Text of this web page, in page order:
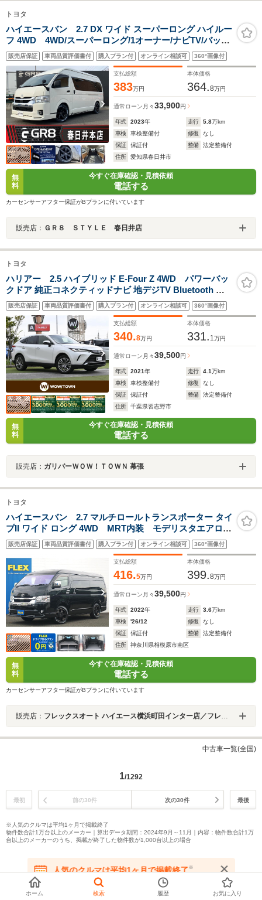
トヨタ
ハイエースバン 2.7 DX ワイド スーパーロング ハイルー
フ 4WD 4WD/スーパーロング/1オーナー/ナビTV/バック
カメラ/ETC/ドライブレコーダー/モデリスタフロントスポ
イラー/17inアルミホイール/LEDフォグライト/ローダウ
ン/カヤバショックアブソーバー
販売店保証 車両品質評価書付 購入プラン付 オンライン相談可 360°画像付
支払総額
383万円
本体価格
364.8万円
通常ローン 月々33,900円
年式 2023年 走行 5.8万km
車検
車検整備付 修復
なし
保証
保証付 整備
法定整備付
住所
愛知県春日井市
無
料
今すぐ在庫確認・見積依頼
電話する
カーセンサーアフター保証がBプランに付いています
販売店： ＧＲ８ ＳＴＹＬＥ 春日井店
トヨタ
ハリアー 2.5 ハイブリッド E-Four Z 4WD パワーバッ
クドア 純正コネクティッドナビ 地デジTV Bluetooth パ
ノラミックビューモニター デジタルインナーミラー ヘッ
ドアップディスプレイ 運転席パワーシート ハーフレザー
シート ETC2.0 LEDヘッドライト
販売店保証 車両品質評価書付 購入プラン付 オンライン相談可 360°画像付
支払総額
340.8万円
本体価格
331. 1 万円
通常ローン 月々39,500円
年式 2021年 走行 4.1万km
車検
車検整備付 修復
なし
保証
保証付 整備
法定整備付
住所
千葉県習志野市
無
料
今すぐ在庫確認・見積依頼
電話する
販売店： ガリバーＷＯＷ！ＴＯＷＮ 幕張
トヨタ
ハイエースバン 2.7 マルチロールトランスポーター タイ
プII ワイド ロング 4WD MRT内装 モデリスタエアロ
ベッドキット フローリング施工 エンジンフードカバ
ー フロアマット 17インチアルミ ナスカータイヤ
オーバーフェンダー デジタルインナーミラー パノラ
ミックビューモニター
販売店保証 車両品質評価書付 購入プラン付 オンライン相談可 360°画像付
支払総額
416.5万円
本体価格
399.8万円
通常ローン 月々39,500円
年式 2022年 走行 3.6万km
車検
'26/12 修復
なし
保証
保証付 整備
法定整備付
住所
神奈川県相模原市南区
無
料
今すぐ在庫確認・見積依頼
電話する
カーセンサーアフター保証がBプランに付いています
販売店： フレックスオート ハイエース横浜町田インター店／フレックスオート株式会社
中古車一覧(全国)
1/1292
最初 前の30件 次の30件 最後
※人気のクルマは平均1ヶ月で掲載終了
物件数合計1万台以上のメーカー｜算出データ期間：2024年9月～11月｜内容：物件数合計1万
台以上のメーカーのうち、掲載が終了した物件数が1,000台以上の場合
ページトップへ
人気のクルマは平均1ヶ月で掲載終了※
在庫が無くなる前にお問い合わせください
ホーム 検索 履歴 お気に入り